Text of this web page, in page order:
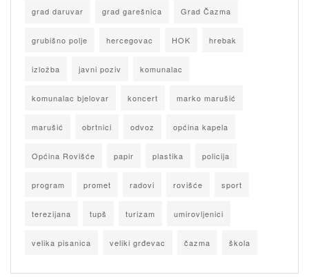
grad daruvar grad garešnica Grad Čazma
grubišno polje hercegovac HOK hrebak
izložba javni poziv komunalac
komunalac bjelovar koncert marko marušić
marušić obrtnici odvoz općina kapela
Općina Rovišće papir plastika policija
program promet radovi rovišće sport
terezijana tupš turizam umirovljenici
velika pisanica veliki grđevac čazma škola